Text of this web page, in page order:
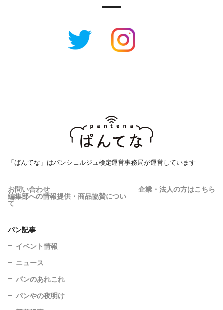
「ぱんてな」はパンシェルジュ検定運営事務局が運営しています
お問い合わせ 企業・法人の方はこちら
編集部への情報提供・商品協賛につい
て
パン記事
イベント情報
ニュース
パンのあれこれ
パンやの夜明け